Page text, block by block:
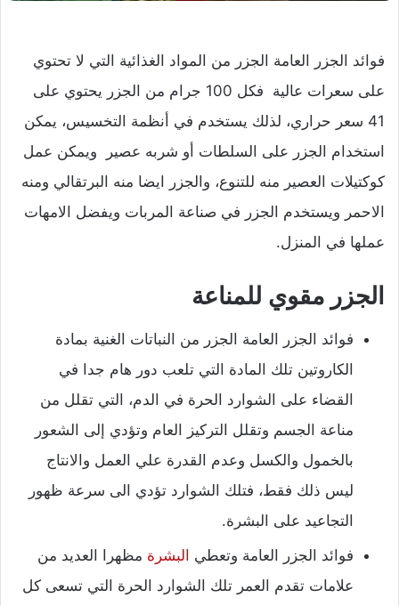
فوائد الجزر العامة الجزر من المواد الغذائية التي لا تحتوي
على سعرات عالية فكل 100 جرام من الجزر يحتوي على
41 سعر حراري، لذلك يستخدم في أنظمة التخسيس، يمكن
استخدام الجزر على السلطات أو شربه عصير ويمكن عمل
كوكتيلات العصير منه للتنوع، والجزر ايضا منه البرتقالي ومنه
الاحمر ويستخدم الجزر في صناعة المربات ويفضل الامهات
عملها في المنزل.
الجزر مقوي للمناعة
فوائد الجزر العامة الجزر من النباتات الغنية بمادة
الكاروتين تلك المادة التي تلعب دور هام جدا في
القضاء على الشوارد الحرة في الدم، التي تقلل من
مناعة الجسم وتقلل التركيز العام وتؤدي إلى الشعور
بالخمول والكسل وعدم القدرة علي العمل والانتاج
ليس ذلك فقط، فتلك الشوارد تؤدي الى سرعة ظهور
التجاعيد على البشرة.
فوائد الجزر العامة وتعطي البشرة مظهرا العديد من
علامات تقدم العمر تلك الشوارد الحرة التي تسعى كل